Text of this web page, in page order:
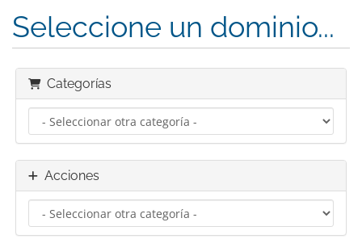
Seleccione un dominio...
Categorías
Acciones